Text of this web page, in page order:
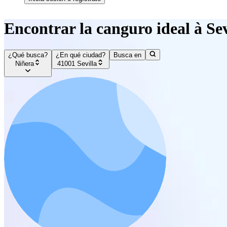
Encontrar la canguro ideal à
¿Qué busca?
Niñera
¿En qué ciudad?
41001 Sevilla
Busca en